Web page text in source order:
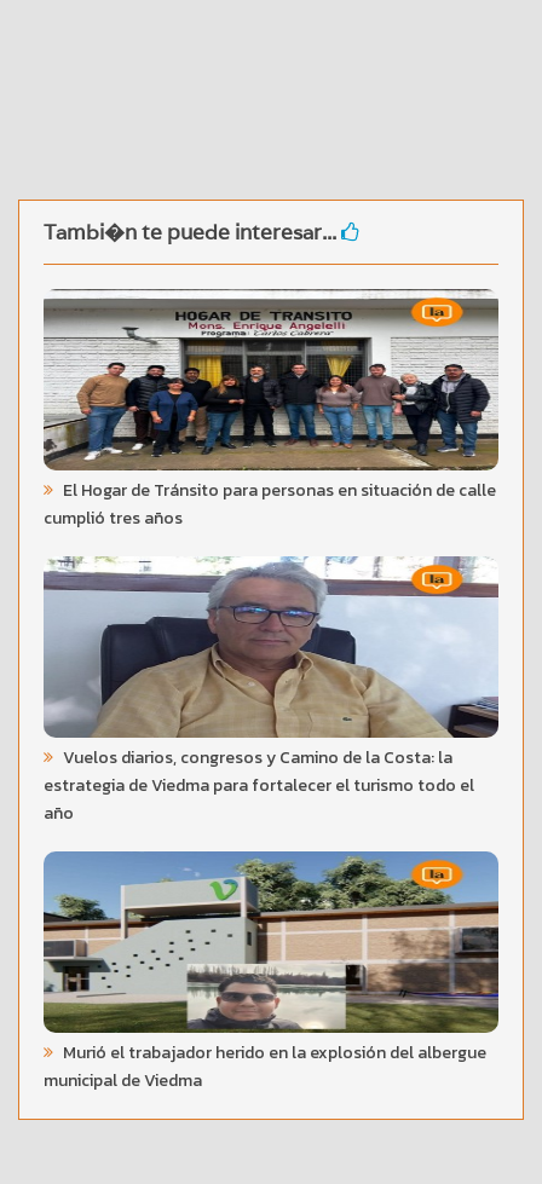
Tambi�n te puede interesar...
El Hogar de Tránsito para personas en situación de calle
cumplió tres años
Vuelos diarios, congresos y Camino de la Costa: la
estrategia de Viedma para fortalecer el turismo todo el
año
Murió el trabajador herido en la explosión del albergue
municipal de Viedma